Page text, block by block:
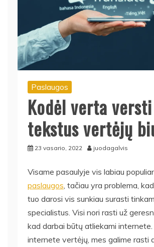
Paslaugos
Kodėl verta versti
tekstus vertėjų
23 vasario, 2022 juodagalvis
Visame pasaulyje vis labiau
paslaugos , tačiau yra problema,
tuo darosi vis sunkiau surasti
specialistus. Visi nori rasti už
kad darbai būtų atliekami
internete vertėjų, mes galime rasti